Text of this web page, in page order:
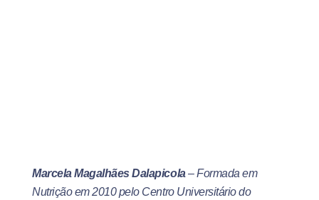
Marcela Magalhães Dalapicola– Formada em
Nutrição em 2010 pelo Centro Universitário do